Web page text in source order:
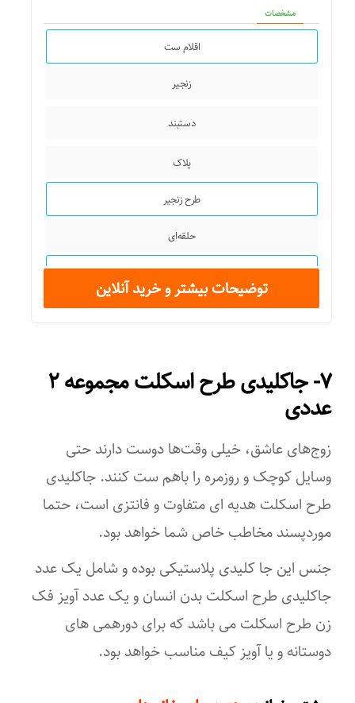
مشخصات
اقلام ست
زنجیر
دستبند
پلاک
طرح زنجیر
حلقه‌ای
استیل
۵۰ سانتی‌متر
استیل
۶,۵×۴.۵ سانتی‌متر
وزن دستبند
۳۴ گرم
توضیحات بیشتر و خرید آنلاین
۷- جاکلیدی طرح اسکلت مجموعه ۲
عددی
زوج‌های عاشق، خیلی وقت‌ها دوست دارند حتی
وسایل کوچک و روزمره را باهم ست کنند. جاکلیدی
طرح اسکلت هدیه ای متفاوت و فانتزی است، حتما
موردپسند مخاطب خاص شما خواهد بود.
جنس این جا کلیدی پلاستیکی بوده و شامل یک عدد
جاکلیدی طرح اسکلت بدن انسان و یک عدد آویز فک
زن طرح اسکلت می باشد که برای دورهمی های
دوستانه و یا آویز کیف مناسب خواهد بود.